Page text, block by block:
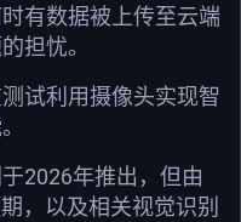
有数据被上传至云端
担忧。
试利用摄像头实现智
2026年推出，但由
，以及相关视觉识别